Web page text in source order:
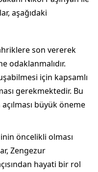
aşağıdaki
son vererek
odaklanmalıdır.
için kapsamlı
gerekmektedir. Bu
büyük öneme
öncelikli olması
Zengezur
hayati bir rol